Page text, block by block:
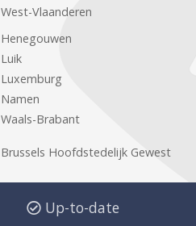
West-Vlaanderen
Henegouwen
Luik
Luxemburg
Namen
Waals-Brabant
Brussels Hoofdstedelijk Gewest
Up-to-date